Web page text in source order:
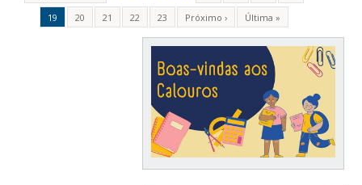
19
20 21 22 23 Próximo › Última »